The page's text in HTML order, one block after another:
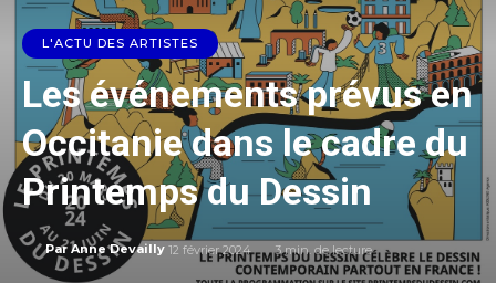
L'ACTU DES ARTISTES
Les événements prévus en
Occitanie dans le cadre du
Printemps du Dessin
Par Anne Devailly 12 février 2024 3min. de lecture